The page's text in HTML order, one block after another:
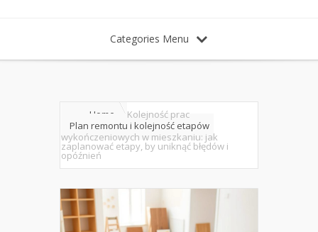
Categories Menu
Home
Plan remontu i kolejność etapów
Kolejność prac
wykończeniowych w mieszkaniu: jak
zaplanować etapy, by uniknąć błędów i
opóźnień